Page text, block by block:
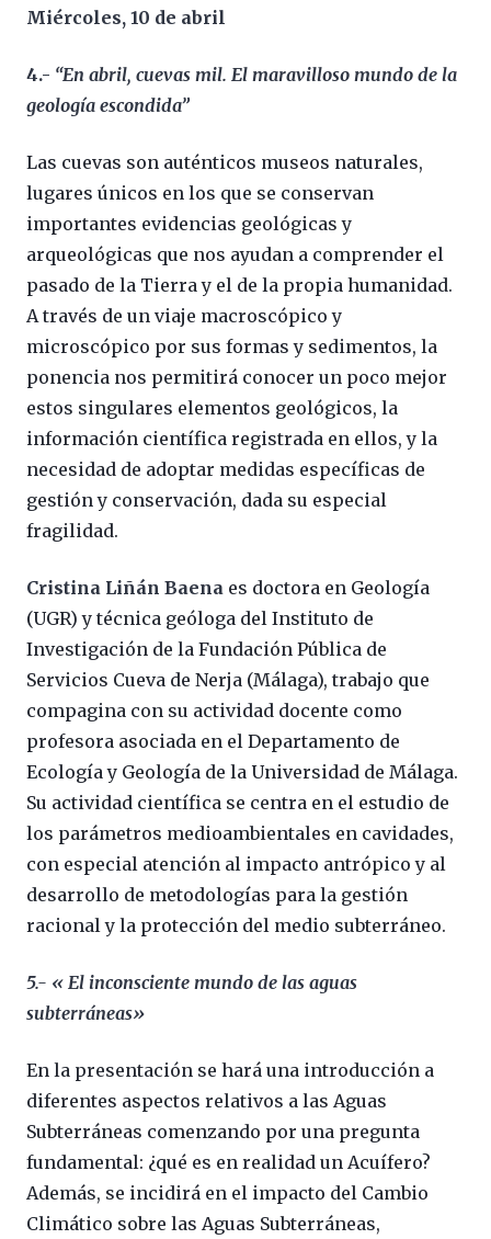
Miércoles, 10 de abril
4.- “En abril, cuevas mil. El maravilloso mundo de la
geología escondida”
Las cuevas son auténticos museos naturales,
lugares únicos en los que se conservan
importantes evidencias geológicas y
arqueológicas que nos ayudan a comprender el
pasado de la Tierra y el de la propia humanidad.
A través de un viaje macroscópico y
microscópico por sus formas y sedimentos, la
ponencia nos permitirá conocer un poco mejor
estos singulares elementos geológicos, la
información científica registrada en ellos, y la
necesidad de adoptar medidas específicas de
gestión y conservación, dada su especial
fragilidad.
Cristina Liñán Baena es doctora en Geología
(UGR) y técnica geóloga del Instituto de
Investigación de la Fundación Pública de
Servicios Cueva de Nerja (Málaga), trabajo que
compagina con su actividad docente como
profesora asociada en el Departamento de
Ecología y Geología de la Universidad de Málaga.
Su actividad científica se centra en el estudio de
los parámetros medioambientales en cavidades,
con especial atención al impacto antrópico y al
desarrollo de metodologías para la gestión
racional y la protección del medio subterráneo.
5.- « El inconsciente mundo de las aguas
subterráneas»
En la presentación se hará una introducción a
diferentes aspectos relativos a las Aguas
Subterráneas comenzando por una pregunta
fundamental: ¿qué es en realidad un Acuífero?
Además, se incidirá en el impacto del Cambio
Climático sobre las Aguas Subterráneas,